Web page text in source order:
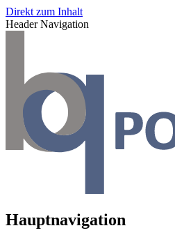
Direkt zum Inhalt
Header Navigation
Hauptnavigation